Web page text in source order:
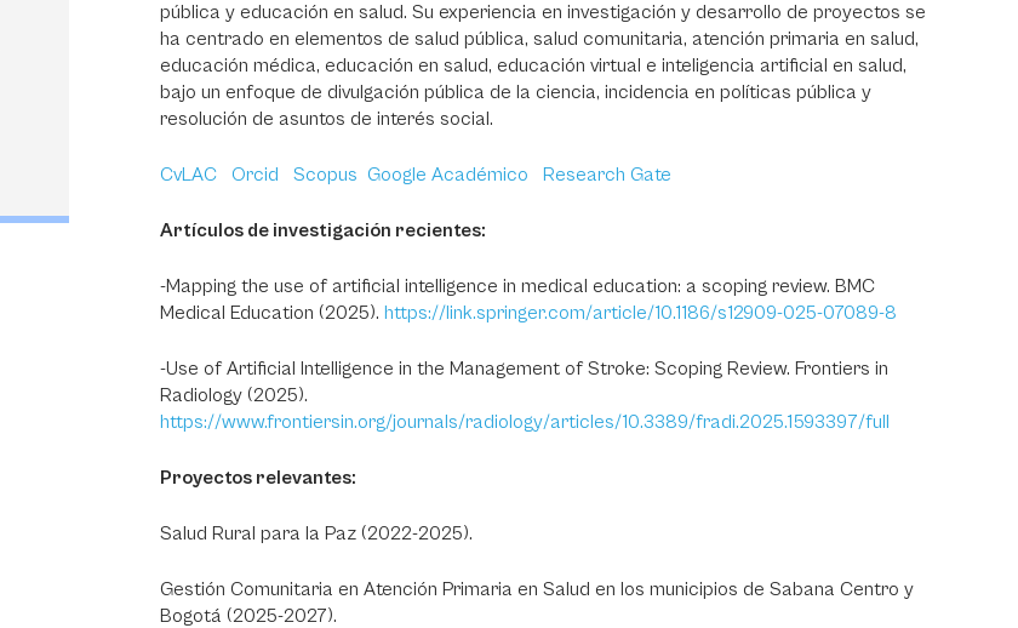
pública y educación en salud. Su experiencia en investigación y desarrollo de proyectos se
ha centrado en elementos de salud pública, salud comunitaria, atención primaria en salud,
educación médica, educación en salud, educación virtual e inteligencia artificial en salud,
bajo un enfoque de divulgación pública de la ciencia, incidencia en políticas pública y
resolución de asuntos de interés social.
CvLAC Orcid Scopus Google Académico Research Gate
Artículos de investigación recientes:
-Mapping the use of artificial intelligence in medical education: a scoping review. BMC
Medical Education (2025). https://link.springer.com/article/10.1186/s12909-025-07089-8
-Use of Artificial Intelligence in the Management of Stroke: Scoping Review. Frontiers in
Radiology (2025).
https://www.frontiersin.org/journals/radiology/articles/10.3389/fradi.2025.1593397/full
Proyectos relevantes:
Salud Rural para la Paz (2022-2025).
Gestión Comunitaria en Atención Primaria en Salud en los municipios de Sabana Centro y
Bogotá (2025-2027).